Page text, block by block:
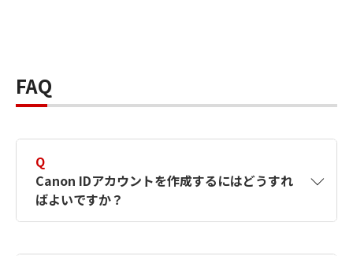
FAQ
Q
Canon IDアカウントを作成するにはどうすれ
ばよいですか？